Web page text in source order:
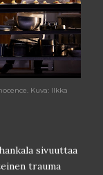
Kuva: Ilkka
sivuuttaa
trauma